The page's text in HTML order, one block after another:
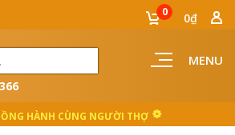
MENU
0 0₫
HÀNH CÙNG NGƯỜI THỢ